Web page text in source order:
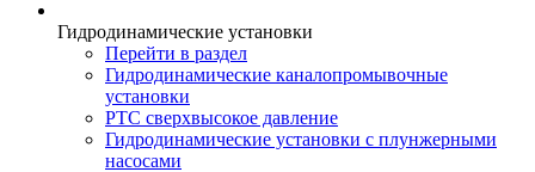
Гидродинамические установки
Перейти в раздел
Гидродинамические каналопромывочные
установки
РТС сверхвысокое давление
Гидродинамические установки с плунжерными
насосами